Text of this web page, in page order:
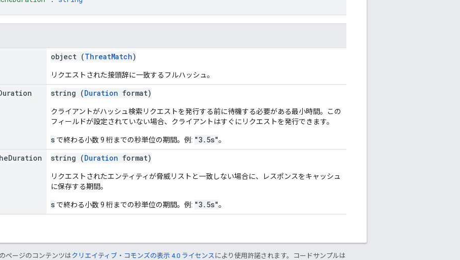
object (ThreatMatch)
リクエストされた接頭辞に一致するフルハッシュ。
string (Duration format)
クライアントがハッシュ検索リクエストを発行する前に待機する必要がある最小時間。この
フィールドが設定されていない場合、クライアントはすぐにリクエストを発行できます。
s で終わる小数 9 桁までの秒単位の期間。例: "3.5s"。
Duration string (Duration format)
リクエストされたエンティティが脅威リストと一致しない場合に、レスポンスをキャッシュ
に保存する期間。
s で終わる小数 9 桁までの秒単位の期間。例: "3.5s"。
ページのコンテンツはクリエイティブ・コモンズの表示 4.0 ライセンス により使用許諾されます。コードサンプルは